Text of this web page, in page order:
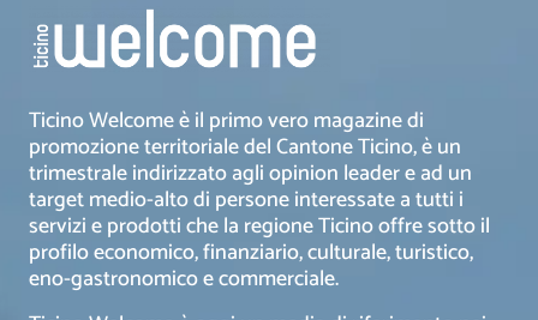
Ticino Welcome è il primo vero magazine di
promozione territoriale del Cantone Ticino, è un
trimestrale indirizzato agli opinion leader e ad un
target medio-alto di persone interessate a tutti i
servizi e prodotti che la regione Ticino offre sotto il
profilo economico, finanziario, culturale, turistico,
eno-gastronomico e commerciale.